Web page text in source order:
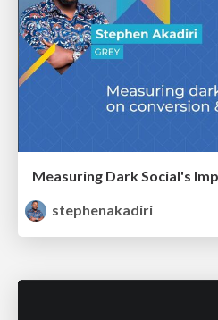
stephenakadiri